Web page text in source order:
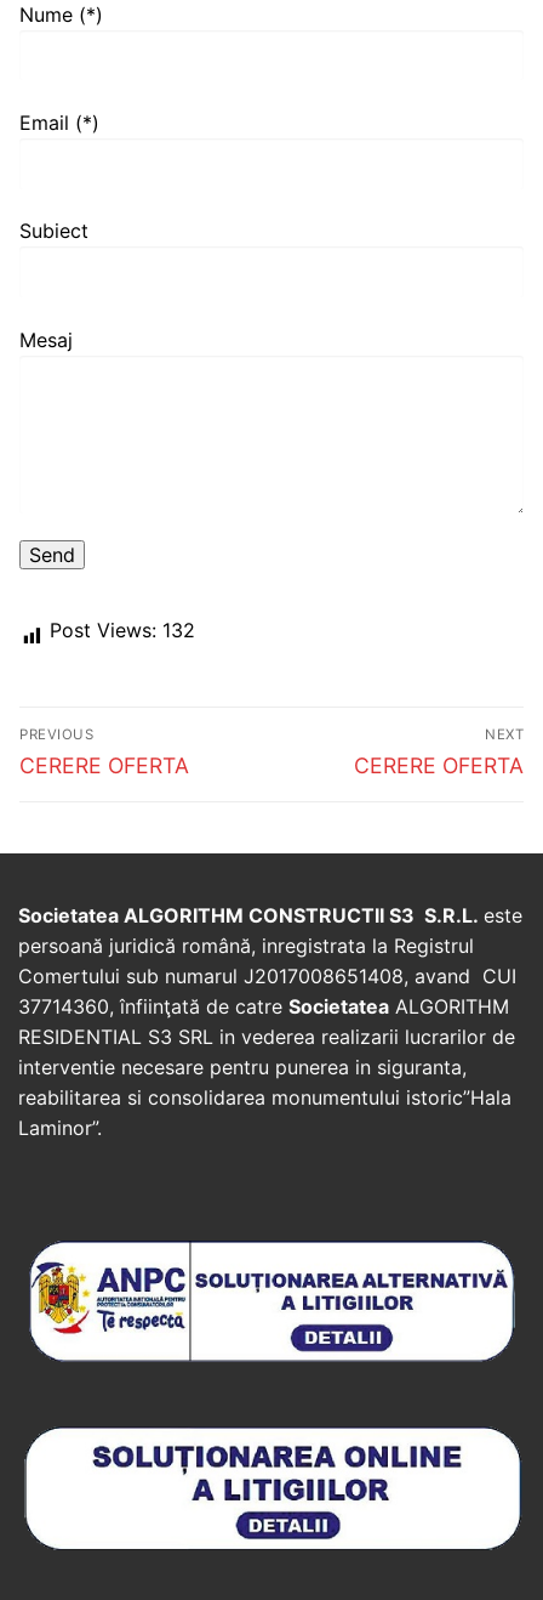
Nume (*)
Email (*)
Subiect
Mesaj
Post Views: 132
Post
navigation
PREVIOUS
Previous
CERERE OFERTA
NEXT
Next
CERERE OFERTA
Societatea ALGORITHM CONSTRUCTII S3 S.R.L. este
persoană juridică română, inregistrata la Registrul
Comertului sub numarul J2017008651408, avand CUI
37714360, înfiinţată de catre Societatea ALGORITHM
RESIDENTIAL S3 SRL in vederea realizarii lucrarilor de
interventie necesare pentru punerea in siguranta,
reabilitarea si consolidarea monumentului istoric”Hala
Laminor”.